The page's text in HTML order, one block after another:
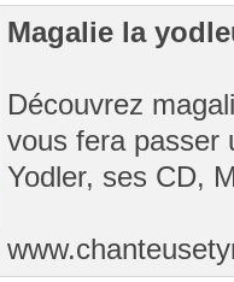
Magalie la
Découvrez
vous fera passer
Yodler, ses CD,